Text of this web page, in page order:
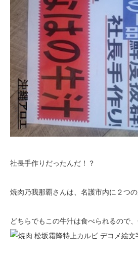
社長手作りだったんだ！？
焼肉乃我那覇さんは、名護市内に２つの
どちらでもこの牛汁は食べられるので